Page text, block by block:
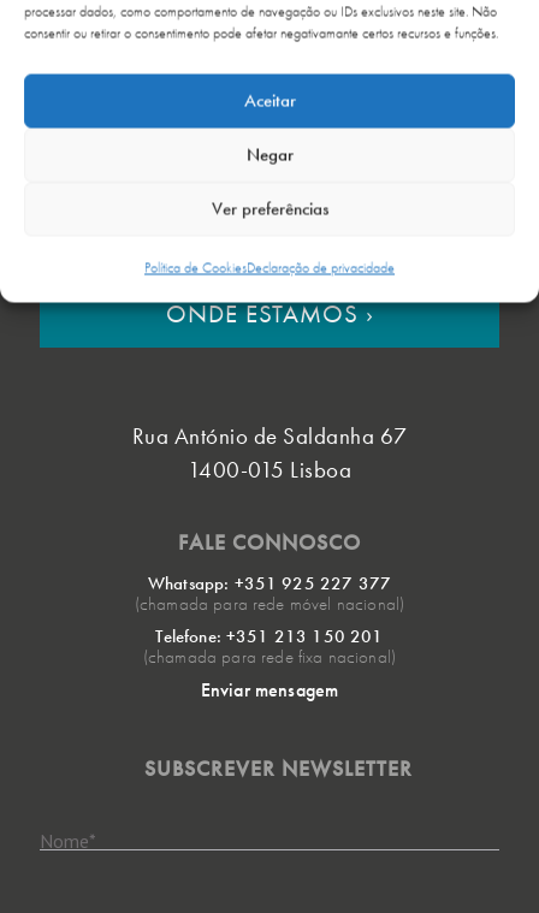
processar dados, como comportamento de navegação ou IDs exclusivos neste site. Não
consentir ou retirar o consentimento pode afetar negativamante certos recursos e funções.
Aceitar
Negar
Ver preferências
Política de CookiesDeclaração de privacidade
GALERIA DE CASOS CLÍNICOS
ONDE ESTAMOS›
Rua António de Saldanha 67
1400-015 Lisboa
FALE CONNOSCO
Whatsapp: +351 925 227 377
(chamada para rede móvel nacional)
Telefone: +351 213 150 201
(chamada para rede fixa nacional)
Enviar mensagem
SUBSCREVER NEWSLETTER
Nome*